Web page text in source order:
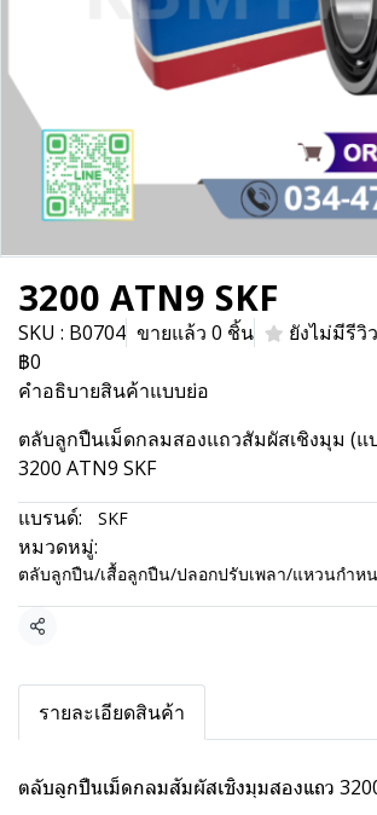
3200 ATN9 SKF
SKU : B0704 ขายแล้ว 0 ชิ้น
ยังไม่มีรีวิว
฿0
คำอธิบายสินค้าแบบย่อ
ตลับลูกปืนเม็ดกลมสองแถวสัมผัสเชิงมุม (แ
3200 ATN9 SKF
แบรนด์:
SKF
หมวดหมู่:
ตลับลูกปืน/เสื้อลูกปืน/ปลอกปรับเพลา/แหวนกำห
แชร์
รายละเอียดสินค้า
ตลับลูกปืนเม็ดกลมสัมผัสเชิงมุมสองแถว